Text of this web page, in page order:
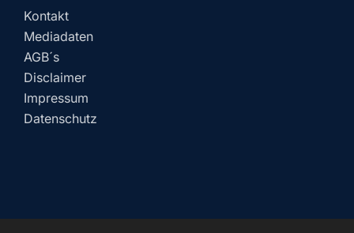
Kontakt
Mediadaten
AGB´s
Disclaimer
Impressum
Datenschutz